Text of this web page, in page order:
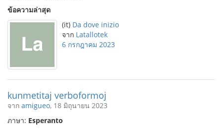
ข้อความล่าสุด
(it) Da dove inizio
จาก Latallotek
6 กรกฎาคม 2023
kunmetitaj verboformoj
จาก amigueo, 18 มิถุนายน 2023
ภาษา: Esperanto